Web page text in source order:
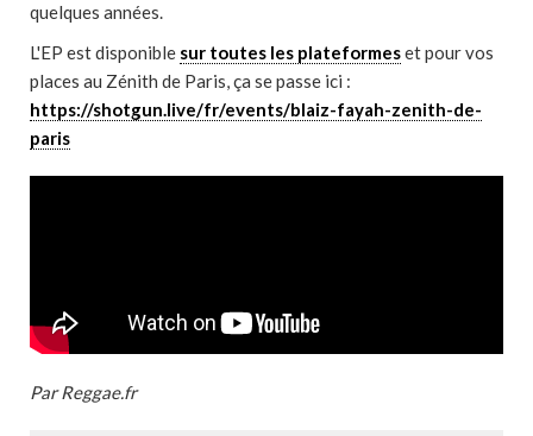
quelques années.
L'EP est disponible sur toutes les plateformeset pour vos
places au Zénith de Paris, ça se passe ici :
https://shotgun.live/fr/events/blaiz-fayah-zenith-de-
paris
Par Reggae.fr